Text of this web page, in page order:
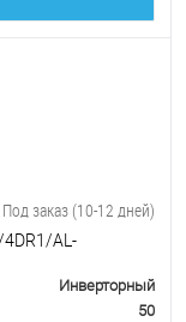
Под заказ (10-12 дней)
AL-
Инверторный
50